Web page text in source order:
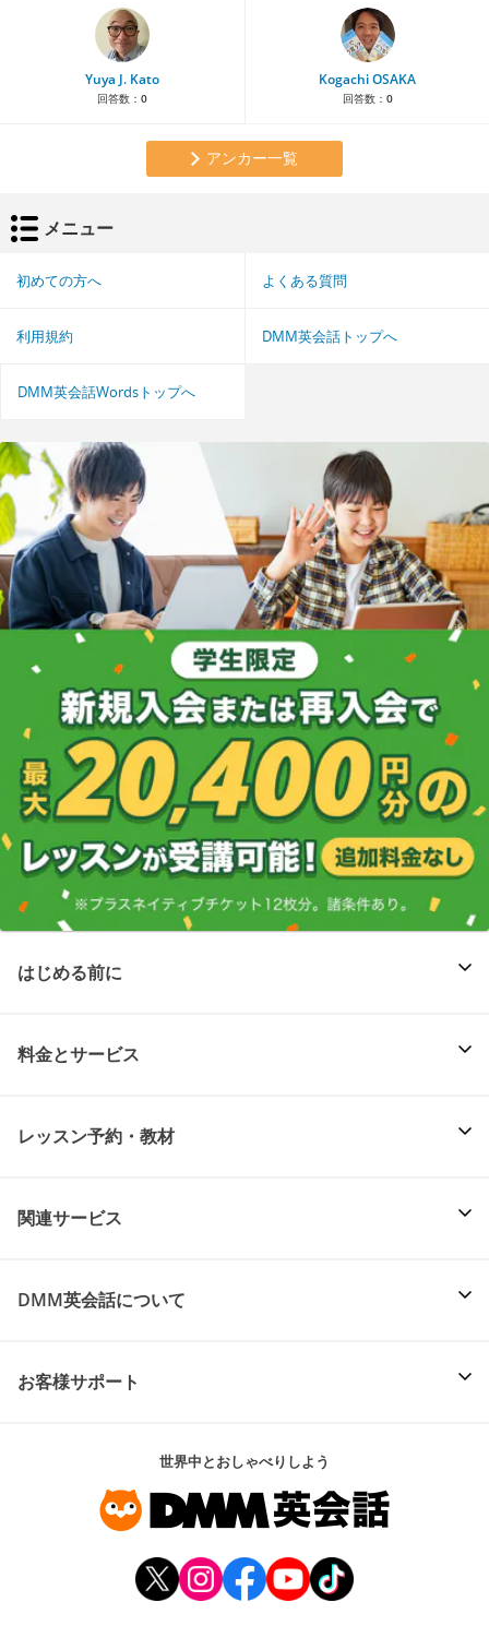
Yuya J. Kato
回答数： 0
Kogachi OSAKA
回答数： 0
アンカー一覧
メニュー
初めての方へ よくある質問
利用規約 DMM英会話トップへ
DMM英会話Wordsトップへ
はじめる前に
料金とサービス
レッスン予約・教材
関連サービス
DMM英会話について
お客様サポート
世界中とおしゃべりしよう